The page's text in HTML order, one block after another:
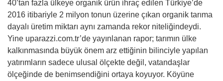
40’tan fazla ülkeye organik ürün ihraç edilen Türkiye’de
2016 itibariyle 2 milyon tonun üzerine çıkan organik tarıma
dayalı üretim miktarı aynı zamanda rekor niteliğindeydi.
Yine uparazzi.com.tr’de yayınlanan rapor; tarımın ülke
kalkınmasında büyük önem arz ettiğinin bilinciyle yapılan
yatırımların sadece ulusal ölçekte değil, vatandaşlar
ölçeğinde de benimsendiğini ortaya koyuyor. Köyüne